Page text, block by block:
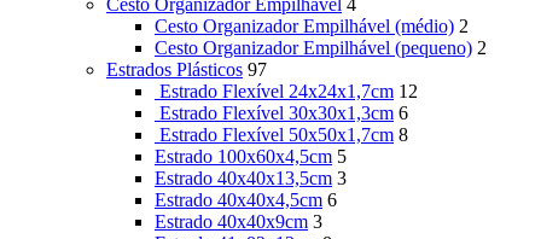
Cesto Organizador Empilhável 4
Cesto Organizador Empilhável (médio) 2
Cesto Organizador Empilhável (pequeno) 2
Estrados Plásticos 97
Estrado Flexível 24x24x1,7cm 12
Estrado Flexível 30x30x1,3cm 6
Estrado Flexível 50x50x1,7cm 8
Estrado 100x60x4,5cm 5
Estrado 40x40x13,5cm 3
Estrado 40x40x4,5cm 6
Estrado 40x40x9cm 3